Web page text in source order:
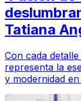
Tatiana
Con cada
representa la
y modernidad